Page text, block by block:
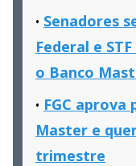
Senadores
Federal e
o Banco
FGC
Master e
trimestre